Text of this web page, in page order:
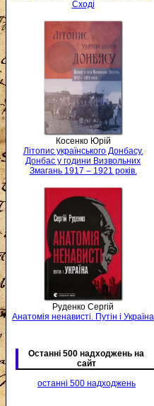
Сході
Косенко Юрій
Літопис українського Донбасу.
Донбас у години Визвольних
Змагань 1917 – 1921 років.
Руденко Сергій
Анатомія ненависті. Путін і Україна
Останні 500 надходжень на
сайт
останні 500 надходжень